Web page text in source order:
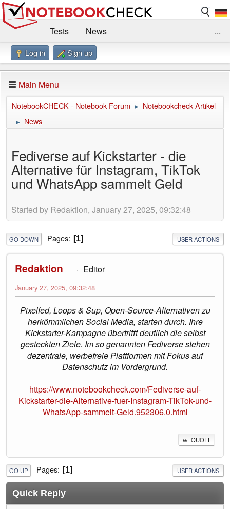
Tests
News
Benchmarks / Technik
Forum
Impressum
...
Log in Sign up
Main Menu
NotebookCHECK - Notebook Forum ► Notebookcheck Artikel
► News
Fediverse auf Kickstarter - die
Alternative für Instagram, TikTok
und WhatsApp sammelt Geld
Started by Redaktion, January 27, 2025, 09:32:48
GO DOWN Pages 1 USER ACTIONS
Redaktion Editor
January 27, 2025, 09:32:48
Pixelfed, Loops & Sup, Open-Source-Alternativen zu
herkömmlichen Social Media, starten durch. Ihre
Kickstarter-Kampagne übertrifft deutlich die selbst
gesteckten Ziele. Im so genannten Fediverse stehen
dezentrale, werbefreie Plattformen mit Fokus auf
Datenschutz im Vordergrund.
https://www.notebookcheck.com/Fediverse-auf-
Kickstarter-die-Alternative-fuer-Instagram-TikTok-und-
WhatsApp-sammelt-Geld.952306.0.html
QUOTE
GO UP Pages 1 USER ACTIONS
Quick Reply